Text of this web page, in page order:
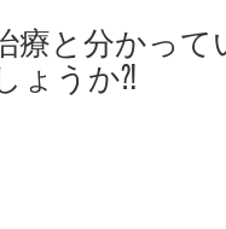
療と分かっ
ょうか⁈